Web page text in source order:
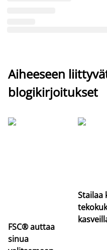
Aiheeseen
blogikirjoitukset
FSC® auttaa
sinua
Stailaa